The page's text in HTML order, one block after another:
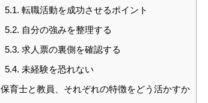
5.1. 転職活動を成功させるポイント
5.2. 自分の強みを整理する
5.3. 求人票の裏側を確認する
5.4. 未経験を恐れない
保育士と教員、それぞれの特徴をどう活かすか